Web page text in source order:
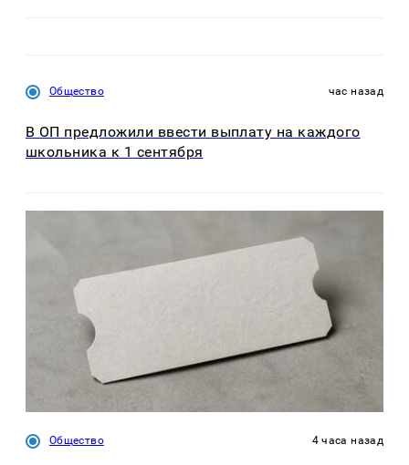
Общество час назад
В ОП предложили ввести выплату на каждого
школьника к 1 сентября
Общество 4 часа назад